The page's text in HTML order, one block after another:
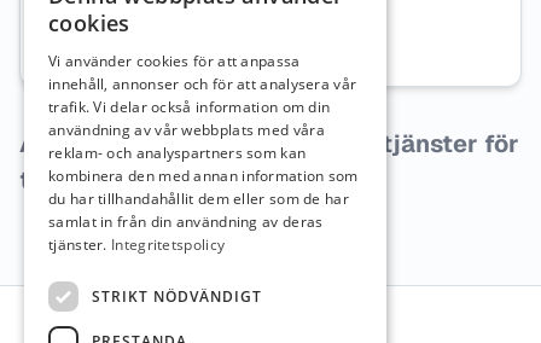
Webbplats
Arbetsgivaren har inga lediga tjänster för
tillfället.
Sidfot
cookies
Vi använder cookies för att anpassa
innehåll, annonser och för att analysera vår
trafik. Vi delar också information om din
användning av vår webbplats med våra
reklam- och analyspartners som kan
kombinera den med annan information som
du har tillhandahållit dem eller som de har
samlat in från din användning av deras
tjänster. Integritetspolicy
STRIKT NÖDVÄNDIGT